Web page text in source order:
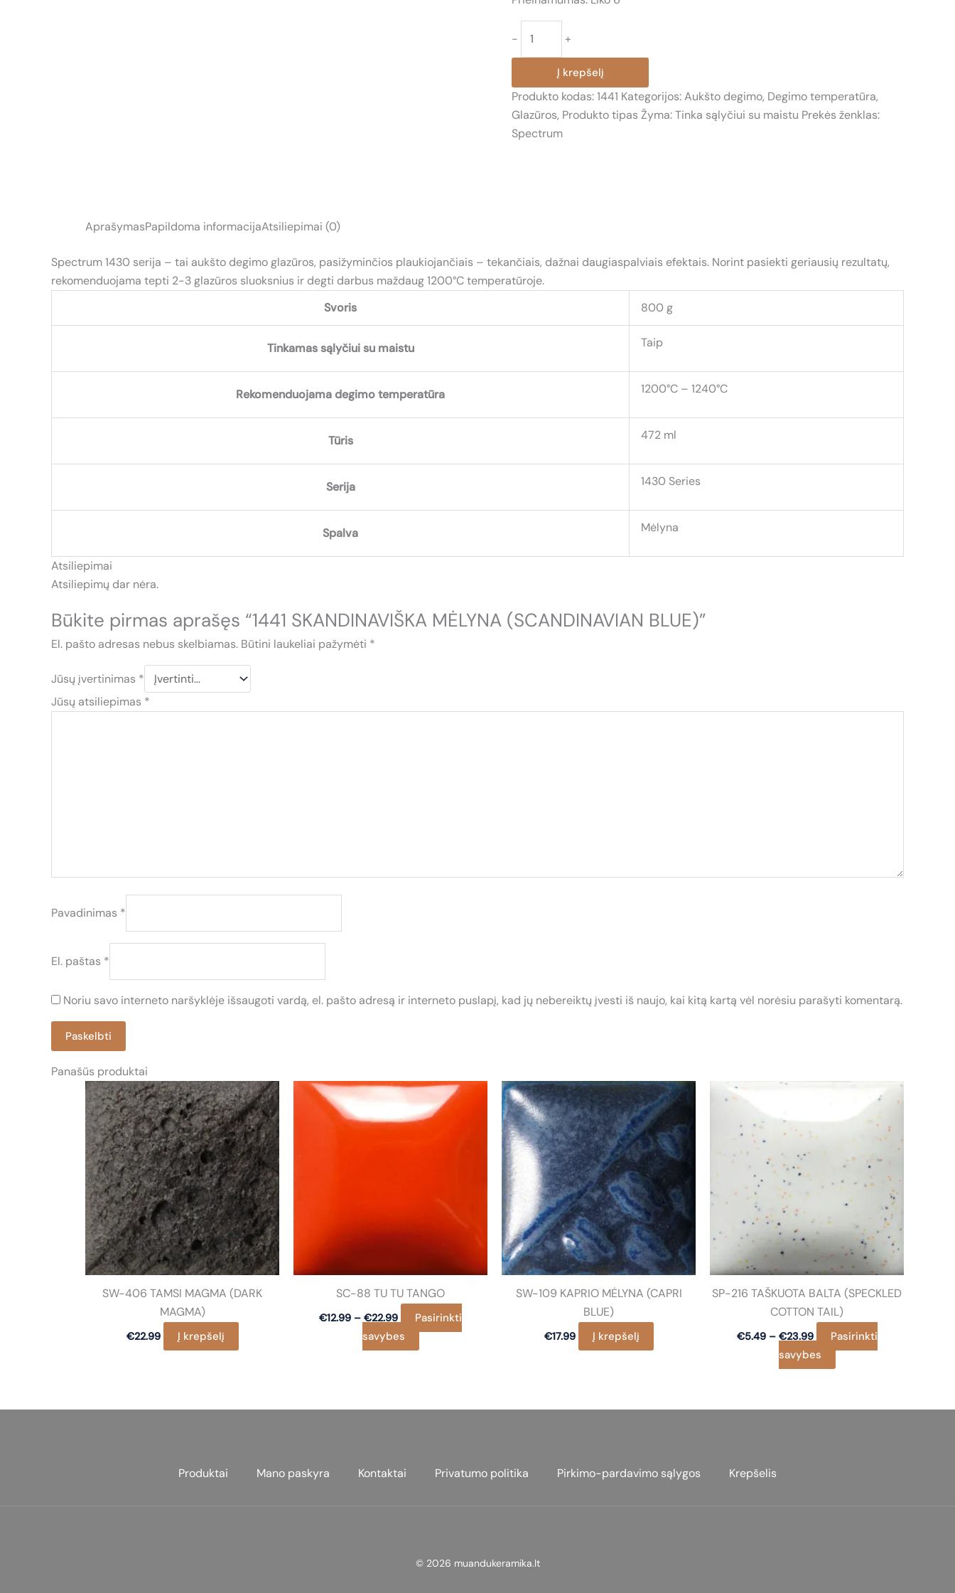
-
kiekis:
SKANDINAVIŠKA
MĖLYNA
(SCANDINAVIAN
BLUE)
+
Į krepšelį
Produkto kodas:1441 Kategorijos:Aukšto degimo, Degimo temperatūra,
Glazūros, Produkto tipas Žyma:Tinka sąlyčiui su maistu Prekės ženklas:
Spectrum
AprašymasPapildoma informacijaAtsiliepimai (0)
Spectrum 1430 serija – tai aukšto degimo glazūros, pasižyminčios plaukiojančiais – tekančiais, dažnai daugiaspalviais efektais. Norint pasiekti geriausių rezultatų,
rekomenduojama tepti 2-3 glazūros sluoksnius ir degti darbus maždaug 1200°C temperatūroje.
Svoris
800 g
Tinkamas sąlyčiui su maistu Taip
Rekomenduojama degimo temperatūra 1200°C – 1240°C
Tūris 472 ml
Serija 1430 Series
Spalva Mėlyna
Atsiliepimai
Atsiliepimų dar nėra.
Būkite pirmas aprašęs “1441 SKANDINAVIŠKA MĖLYNA (SCANDINAVIAN BLUE)”
El. pašto adresas nebus skelbiamas. Būtini laukeliai pažymėti *
Jūsų įvertinimas *
Jūsų atsiliepimas *
Pavadinimas *
El. paštas *
Noriu savo interneto naršyklėje išsaugoti vardą, el. pašto adresą ir interneto puslapį, kad jų nebereiktų įvesti iš naujo, kai kitą kartą vėl norėsiu parašyti komentarą.
Panašūs produktai
SW-406 TAMSI MAGMA (DARK
MAGMA)
€22.99 Į krepšelį
SC-88 TU TU TANGO
€12.99 – €22.99Price
€12.99
through
Pasirinkti
savybes
This
product
variants.
product
SW-109 KAPRIO MĖLYNA (CAPRI
BLUE)
€17.99 Į krepšelį
SP-216 TAŠKUOTA BALTA (SPECKLED
COTTON TAIL)
€5.49 – €23.99Price
€5.49
through
Pasirinkti
savybes
This
product
multiple
Produktai Mano paskyra Kontaktai Privatumo politika Pirkimo-pardavimo sąlygos Krepšelis
© 2026 muandukeramika.lt